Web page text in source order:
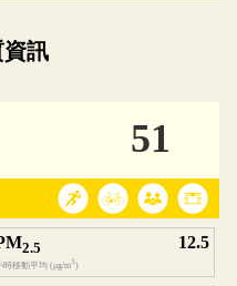
覺預覽，完整即時空